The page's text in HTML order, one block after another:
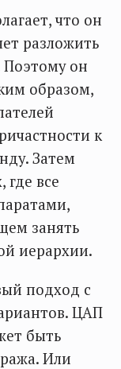
что он
разложить
Поэтому он
образом,
к
Затем
все
занять
иерархии.
подход с
ЦАП
быть
Или